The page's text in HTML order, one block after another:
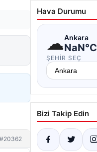
#20362
Hava Durumu
☁Ankara
NaN°C
ŞEHIR SEÇ
Bizi Takip Edin